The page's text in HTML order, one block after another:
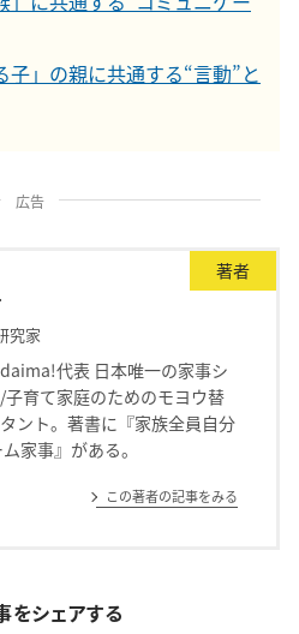
子」の親に共通する“言動”と
広告
著者
究家
代表 日本唯一の家事シ
子育て家庭のためのモヨウ替
ント。著書に『家族全員自分
家事』がある。
この著者の記事をみる
をシェアする